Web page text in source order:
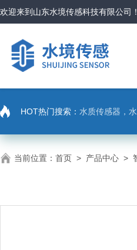
欢迎来到 山东水境传感科技有限公司 ！
HOT热门搜索： 水质传感器，
当前位置： 首页 > 产品中心 >